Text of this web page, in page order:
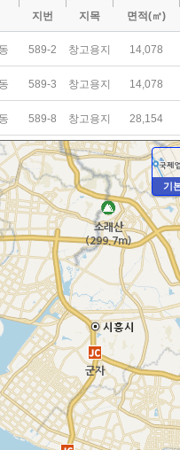
지번 지목 면적(㎡)
589-2 창고용지 14,078
589-3 창고용지 14,078
589-8 창고용지 28,154